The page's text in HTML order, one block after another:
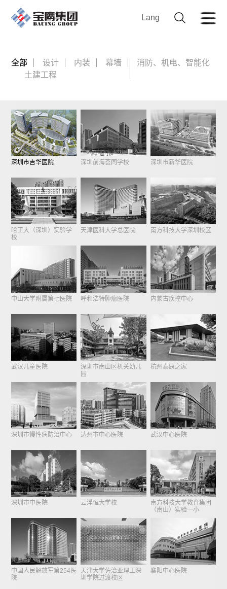
Lang
全部 设计 内装 幕墙
消防、机电、智能化
土建工程
深圳市吉华医院 深圳前海荟同学校 深圳市新华医院
哈工大（深圳）实验学
校
天津医科大学总医院 南方科技大学深圳校区
中山大学附属第七医院 呼和浩特肿瘤医院 内蒙古疾控中心
武汉儿童医院
深圳市南山区机关幼儿
园
杭州泰康之家
深圳市慢性病防治中心 达州市中心医院 武汉中心医院
深圳市中医院 云浮恒大学校
南方科技大学教育集团
（南山）实验一小
中国人民解放军第254医
院
天津大学佐治亚理工深
圳学院过渡校区
襄阳中心医院